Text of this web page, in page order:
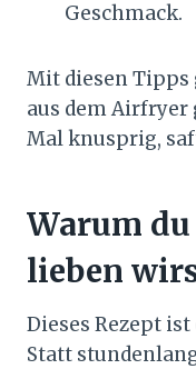
Geschmack.
Mit diesen Tipps
aus dem
Mal knusprig,
Warum du
lieben
Dieses Rezept
Statt